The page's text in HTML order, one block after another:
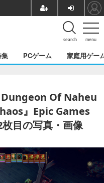
menu
search
集 PCゲーム 家庭用ゲー
Dungeon Of Naheu
』Epic Games
目の写真・画像